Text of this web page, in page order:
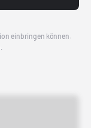
einbringen können.